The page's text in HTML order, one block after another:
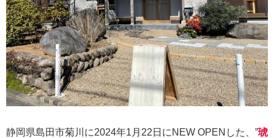
静岡県島田市菊川に2024年1月22日にNEW OPENした、”琥